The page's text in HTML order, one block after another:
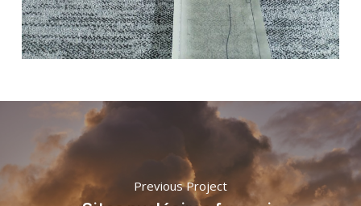
Previous Project
Domaines d’activité
Savoir-faire
Références
Innovation